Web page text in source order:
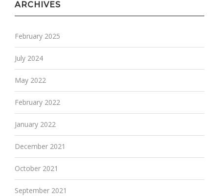
ARCHIVES
February 2025
July 2024
May 2022
February 2022
January 2022
December 2021
October 2021
September 2021